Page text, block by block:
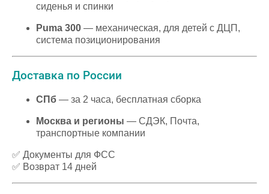
сиденья и спинки
Puma 300 — механическая, для детей с ДЦП,
система позиционирования
Доставка по России
СПб — за 2 часа, бесплатная сборка
Москва и регионы — СДЭК, Почта,
транспортные компании
✅ Документы для ФСС
✅ Возврат 14 дней